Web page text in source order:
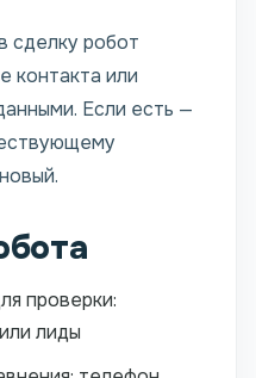
сделку робот
контакта или
Если есть —
проверки:
лиды